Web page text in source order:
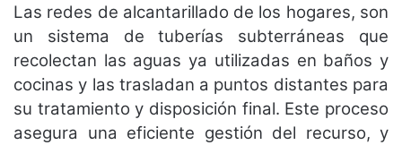
Las redes de alcantarillado de los hogares, son
un sistema de tuberías subterráneas que
recolectan las aguas ya utilizadas en baños y
cocinas y las trasladan a puntos distantes para
su tratamiento y disposición final. Este proceso
asegura una eficiente gestión del recurso, y